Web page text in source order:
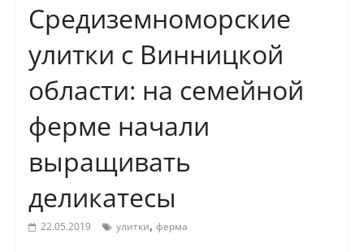
Средиземноморские
улитки с Винницкой
области: на семейной
ферме начали
выращивать
деликатесы
22.05.2019 улитки, ферма